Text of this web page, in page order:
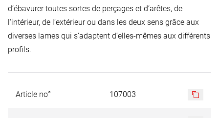
d‘ébavurer toutes sortes de perçages et d‘arêtes, de
l‘intérieur, de l‘extérieur ou dans les deux sens grâce aux
diverses lames qui s‘adaptent d‘elles-mêmes aux différents
profils.
Article no° 107003